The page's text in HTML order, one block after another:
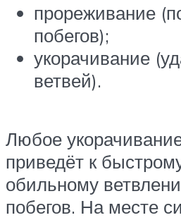
прореживание
побегов);
укорачивание
ветвей).
Любое
приведёт к
обильному
побегов. На месте